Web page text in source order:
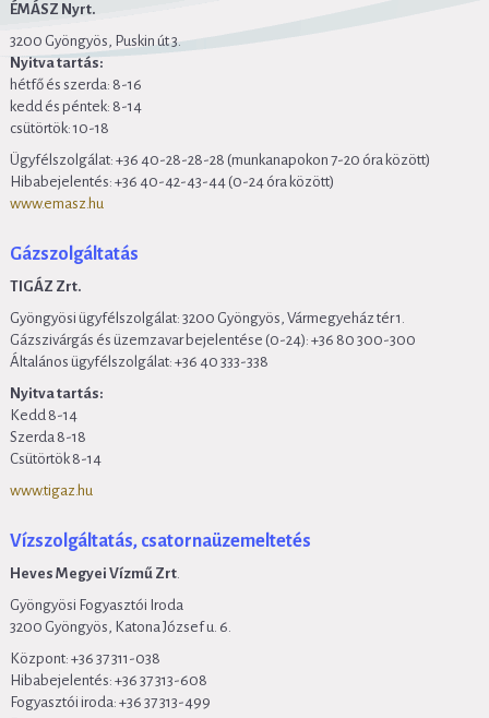
ÉMÁSZ Nyrt.
3200 Gyöngyös, Puskin út 3.
Nyitva tartás:
hétfő és szerda: 8-16
kedd és péntek: 8-14
csütörtök: 10-18
Ügyfélszolgálat: +36 40-28-28-28 (munkanapokon 7-20 óra között)
Hibabejelentés: +36 40-42-43-44 (0-24 óra között)
www.emasz.hu
Gázszolgáltatás
TIGÁZ Zrt.
Gyöngyösi ügyfélszolgálat: 3200 Gyöngyös, Vármegyeház tér 1.
Gázszivárgás és üzemzavar bejelentése (0-24): +36 80 300-300
Általános ügyfélszolgálat: +36 40 333-338
Nyitva tartás:
Kedd 8-14
Szerda 8-18
Csütörtök 8-14
www.tigaz.hu
Vízszolgáltatás, csatornaüzemeltetés
Heves Megyei Vízmű Zrt.
Gyöngyösi Fogyasztói Iroda
3200 Gyöngyös, Katona József u. 6.
Központ: +36 37 311-038
Hibabejelentés: +36 37 313-608
Fogyasztói iroda: +36 37 313-499